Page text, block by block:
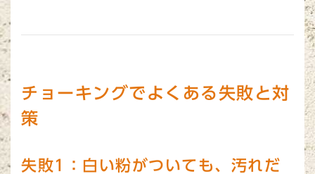
チョーキングでよくある失敗と対
策
失敗1：白い粉がついても、汚れだ